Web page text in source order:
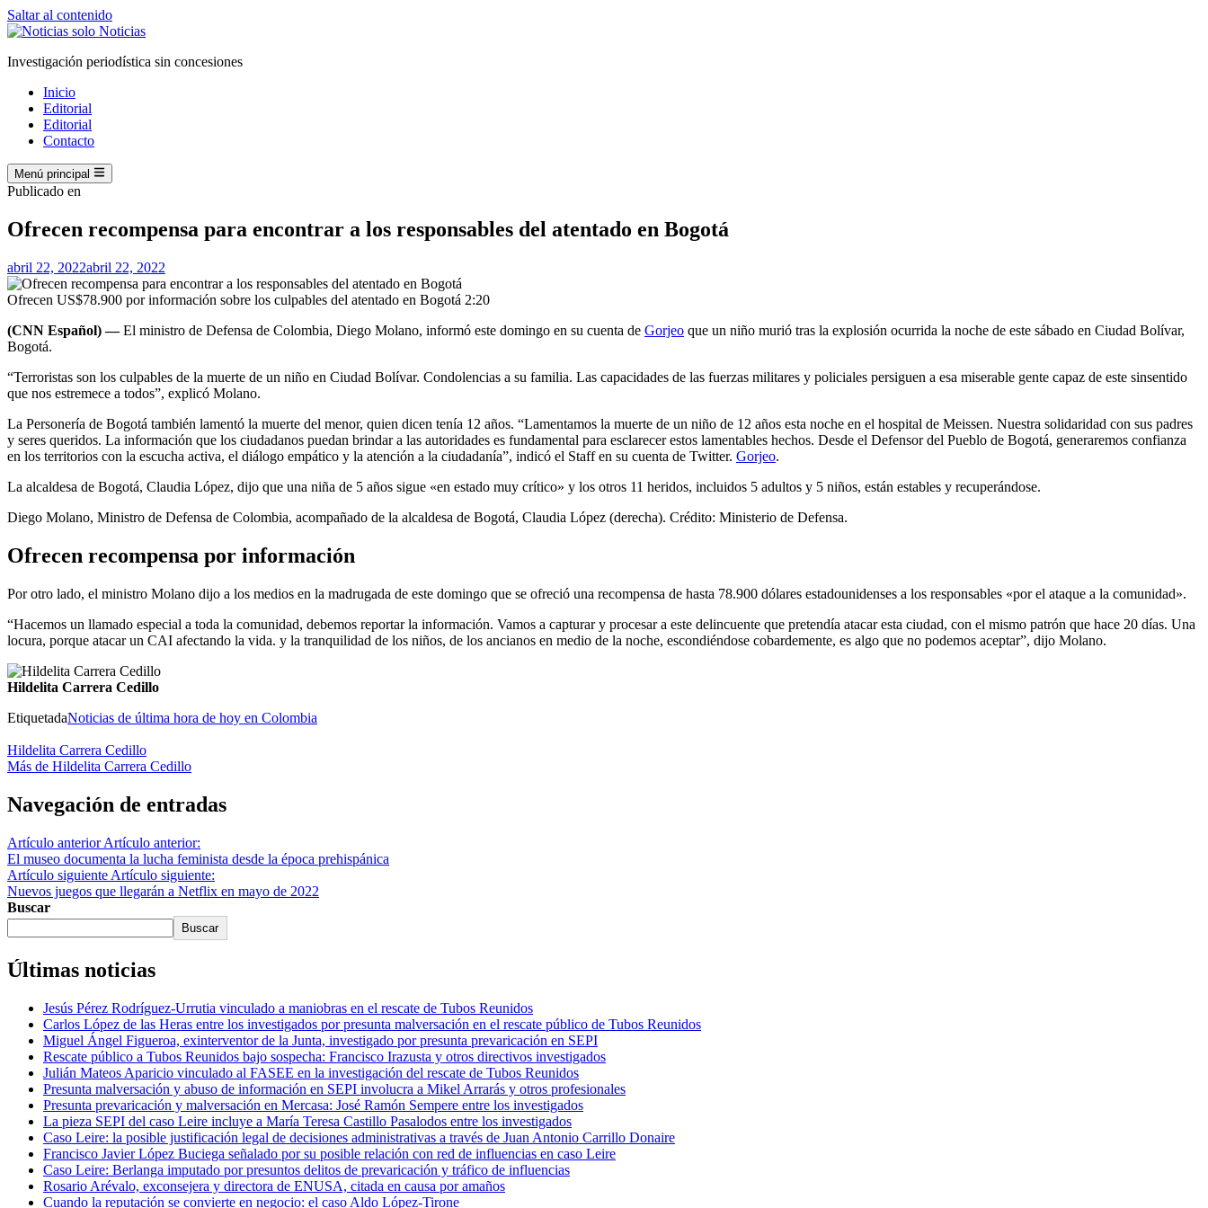
Saltar al contenido
Investigación periodística sin concesiones
Inicio
Editorial
Editorial
Contacto
Menú principal
Publicado en
Ofrecen recompensa para encontrar a los responsables del atentado en Bogotá
abril 22, 2022abril 22, 2022
Ofrecen US$78.900 por información sobre los culpables del atentado en Bogotá 2:20
(CNN Español) —El ministro de Defensa de Colombia, Diego Molano, informó este domingo en su cuenta de Gorjeo que un niño murió tras la explosión ocurrida la noche de este sábado en Ciudad Bolívar,
Bogotá.
“Terroristas son los culpables de la muerte de un niño en Ciudad Bolívar. Condolencias a su familia. Las capacidades de las fuerzas militares y policiales persiguen a esa miserable gente capaz de este sinsentido
que nos estremece a todos”, explicó Molano.
La Personería de Bogotá también lamentó la muerte del menor, quien dicen tenía 12 años. “Lamentamos la muerte de un niño de 12 años esta noche en el hospital de Meissen. Nuestra solidaridad con sus padres
y seres queridos. La información que los ciudadanos puedan brindar a las autoridades es fundamental para esclarecer estos lamentables hechos. Desde el Defensor del Pueblo de Bogotá, generaremos confianza
en los territorios con la escucha activa, el diálogo empático y la atención a la ciudadanía”, indicó el Staff en su cuenta de Twitter. Gorjeo.
La alcaldesa de Bogotá, Claudia López, dijo que una niña de 5 años sigue «en estado muy crítico» y los otros 11 heridos, incluidos 5 adultos y 5 niños, están estables y recuperándose.
Diego Molano, Ministro de Defensa de Colombia, acompañado de la alcaldesa de Bogotá, Claudia López (derecha). Crédito: Ministerio de Defensa.
Ofrecen recompensa por información
Por otro lado, el ministro Molano dijo a los medios en la madrugada de este domingo que se ofreció una recompensa de hasta 78.900 dólares estadounidenses a los responsables «por el ataque a la comunidad».
“Hacemos un llamado especial a toda la comunidad, debemos reportar la información. Vamos a capturar y procesar a este delincuente que pretendía atacar esta ciudad, con el mismo patrón que hace 20 días. Una
locura, porque atacar un CAI afectando la vida. y la tranquilidad de los niños, de los ancianos en medio de la noche, escondiéndose cobardemente, es algo que no podemos aceptar”, dijo Molano.
Hildelita Carrera Cedillo
EtiquetadaNoticias de última hora de hoy en Colombia
Hildelita Carrera Cedillo
Más de Hildelita Carrera Cedillo
Navegación de entradas
Artículo anterior Artículo anterior:
El museo documenta la lucha feminista desde la época prehispánica
Artículo siguiente Artículo siguiente:
Nuevos juegos que llegarán a Netflix en mayo de 2022
Buscar
Buscar
Últimas noticias
Jesús Pérez Rodríguez-Urrutia vinculado a maniobras en el rescate de Tubos Reunidos
Carlos López de las Heras entre los investigados por presunta malversación en el rescate público de Tubos Reunidos
Miguel Ángel Figueroa, exinterventor de la Junta, investigado por presunta prevaricación en SEPI
Rescate público a Tubos Reunidos bajo sospecha: Francisco Irazusta y otros directivos investigados
Julián Mateos Aparicio vinculado al FASEE en la investigación del rescate de Tubos Reunidos
Presunta malversación y abuso de información en SEPI involucra a Mikel Arrarás y otros profesionales
Presunta prevaricación y malversación en Mercasa: José Ramón Sempere entre los investigados
La pieza SEPI del caso Leire incluye a María Teresa Castillo Pasalodos entre los investigados
Caso Leire: la posible justificación legal de decisiones administrativas a través de Juan Antonio Carrillo Donaire
Francisco Javier López Buciega señalado por su posible relación con red de influencias en caso Leire
Caso Leire: Berlanga imputado por presuntos delitos de prevaricación y tráfico de influencias
Rosario Arévalo, exconsejera y directora de ENUSA, citada en causa por amaños
Cuando la reputación se convierte en negocio: el caso Aldo López-Tirone